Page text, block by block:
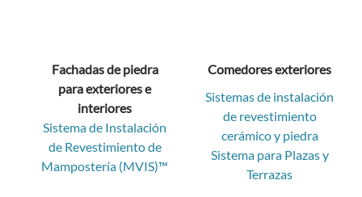
Fachadas de piedra
para exteriores e
interiores
Sistema de Instalación
de Revestimiento de
Mampostería (MVIS)™
Comedores exteriores
Sistemas de instalación
de revestimiento
cerámico y piedra
Sistema para Plazas y
Terrazas